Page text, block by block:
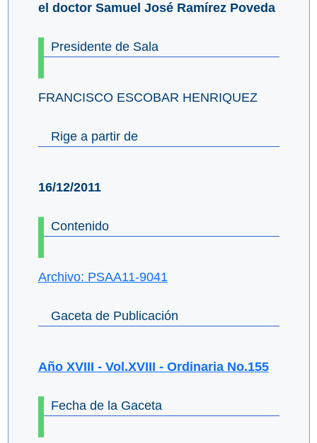
el doctor Samuel José Ramírez Poveda
Presidente de Sala
FRANCISCO ESCOBAR HENRIQUEZ
Rige a partir de
16/12/2011
Contenido
Archivo: PSAA11-9041
Gaceta de Publicación
Año XVIII - Vol.XVIII - Ordinaria No.155
Fecha de la Gaceta